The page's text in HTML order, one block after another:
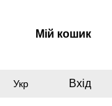
Мій кошик
Укр Вхід